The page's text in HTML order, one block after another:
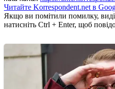
Читайте Korrespondent.net в
Якщо ви помітили помилку,
натисніть Ctrl + Enter, щоб